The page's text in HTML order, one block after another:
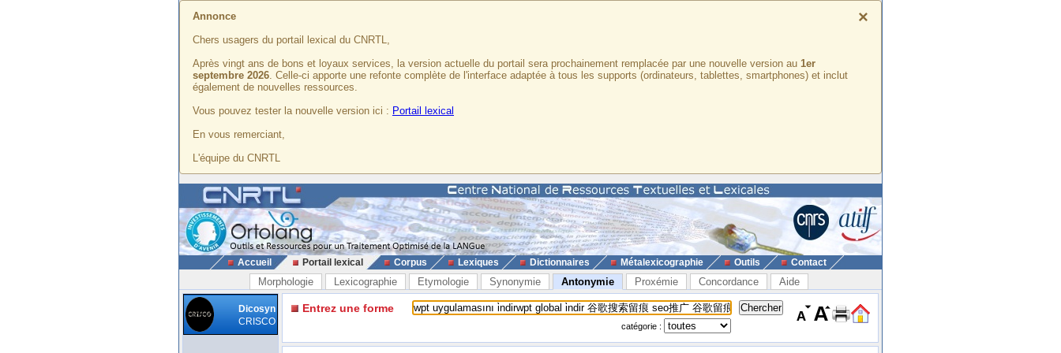
×
Annonce
Chers usagers du portail lexical du CNRTL,
Après vingt ans de bons et loyaux services, la version actuelle du portail sera prochainement remplacée par une nouvelle version au 1er
septembre 2026. Celle-ci apporte une refonte complète de l'interface adaptée à tous les supports (ordinateurs, tablettes, smartphones) et inclut
également de nouvelles ressources.
Vous pouvez tester la nouvelle version ici : Portail lexical
En vous remerciant,
L'équipe du CNRTL
Accueil Portail lexical Corpus Lexiques Dictionnaires Métalexicographie Outils Contact
Morphologie Lexicographie Etymologie Synonymie Antonymie Proxémie Concordance Aide
Dicosyn
CRISCO
Entrez une forme
catégorie :